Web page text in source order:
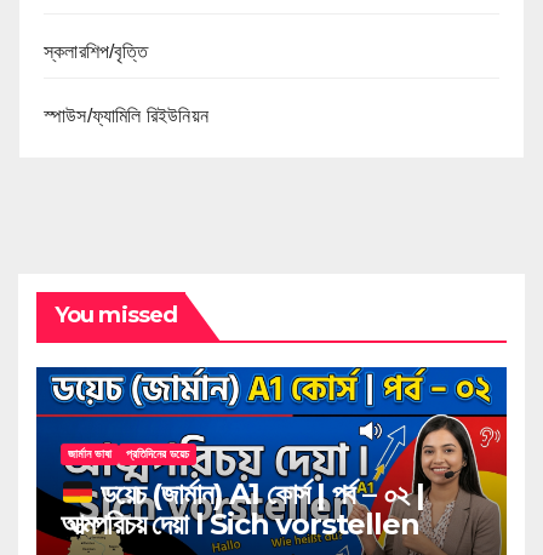
স্কলারশিপ/বৃত্তি
স্পাউস/ফ্যামিলি রিইউনিয়ন
You missed
জার্মান ভাষা প্রতিদিনের ডয়েচ
ডয়েচ (জার্মান) A1 কোর্স | পর্ব – ০২ |
আত্মপরিচয় দেয়া l Sich vorstellen